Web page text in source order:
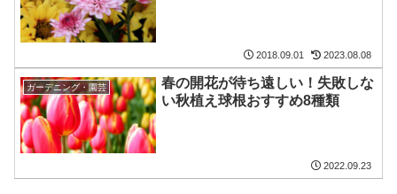
2018.09.01 2023.08.08
ガーデニング・園芸
春の開花が待ち遠しい！失敗しな
い秋植え球根おすすめ8種類
2022.09.23